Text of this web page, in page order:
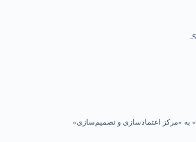
به «مرکز اعتمادسازی و تصمیم‌سازی»